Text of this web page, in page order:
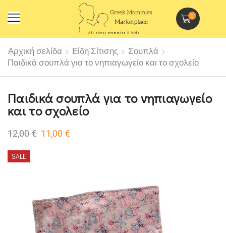
0
Αρχική σελίδα Είδη Σίτισης
Σουπλά
Παιδικά σουπλά για το νηπιαγωγείο και το σχολείο
Παιδικά σουπλά για το νηπιαγωγείο
και το σχολείο
12,00€ 11,00 €
SALE